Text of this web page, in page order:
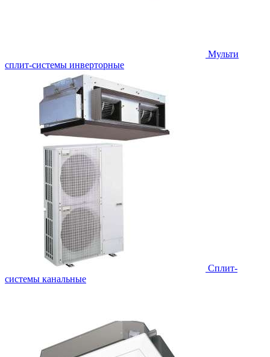
Мульти
сплит-системы инверторные
Сплит-
системы канальные